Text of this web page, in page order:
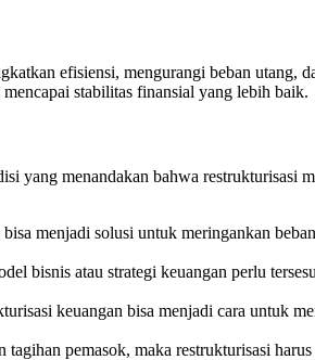
efisiensi, mengurangi beban utang,
stabilitas finansial yang lebih baik.
yang menandakan bahwa restrukturisasi
menjadi solusi untuk meringankan
bisnis atau strategi keuangan perlu
keuangan bisa menjadi cara untuk
pemasok, maka restrukturisasi